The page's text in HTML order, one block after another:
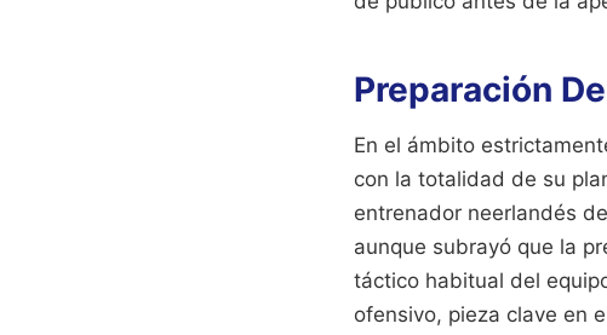
Preparación
En el ámbito
con la totalidad de su
entrenador neerlandés
aunque subrayó que la
táctico habitual del
ofensivo, pieza clave en